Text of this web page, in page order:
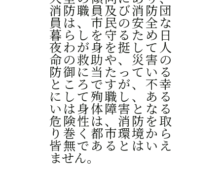
消防職員及び消防団
員は、市民の安全な
暮らしを守るため日
夜わが身を挺して人
命の救助や、災害の
防御に当たっている
ところですが、不幸
にして殉職し、ある
いは身体障害となる
危険性は、消防を取
り巻く都市環境から
皆無であるとはいえ
ません。